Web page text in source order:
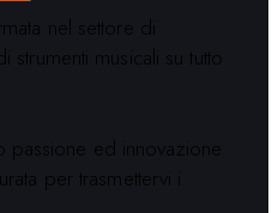
nel settore di
musicali su tutto
passione ed innovazione
per trasmettervi i